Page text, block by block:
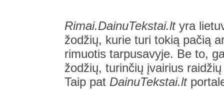
Rimai.DainuTekstai.ltyra
žodžių, kurie turi tokią pačią
rimuotis tarpusavyje. Be to,
žodžių, turinčių įvairius
Taip pat DainuTekstai.lt